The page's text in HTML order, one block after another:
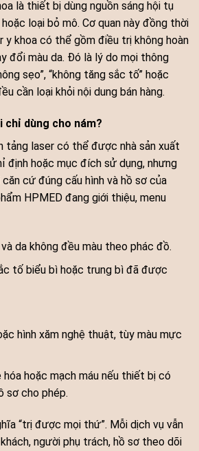
là thiết bị dùng nguồn sáng hội tụ
loại bỏ mô. Cơ quan này đồng thời
y khoa có thể gồm điều trị không hoàn
đổi màu da. Đó là lý do mọi thông
sẹo”, “không tăng sắc tố” hoặc
cần loại khỏi nội dung bán hàng.
chỉ dùng cho nám?
tảng laser có thể được nhà sản xuất
định hoặc mục đích sử dụng, nhưng
cứ đúng cấu hình và hồ sơ của
HPMED đang giới thiệu, menu
da không đều màu theo phác đồ.
tố biểu bì hoặc trung bì đã được
hình xăm nghệ thuật, tùy màu mực
hoặc mạch máu nếu thiết bị có
sơ cho phép.
“trị được mọi thứ”. Mỗi dịch vụ vẫn
người phụ trách, hồ sơ theo dõi